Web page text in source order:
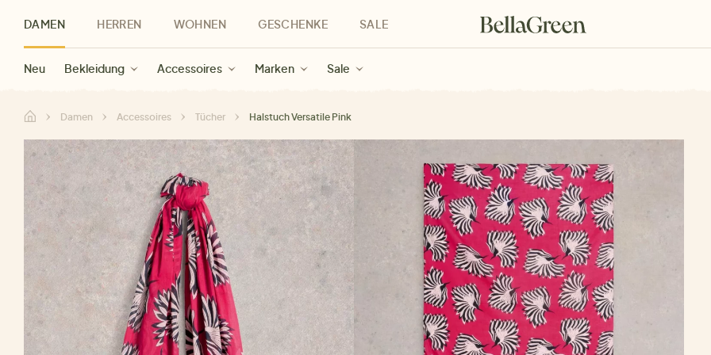
DAMEN
Neu Bekleidung Accessoires Marken Sale
HERREN
Herren Neu Bekleidung Marken Sale
WOHNEN
Kategorien Marken Sale
GESCHENKE
Geschenke für Frauen Geschenke für Männer Geschenke für Kinder
SALE
Sale Damen Sale Herren
Damen Accessoires Tücher Halstuch Versatile Pink